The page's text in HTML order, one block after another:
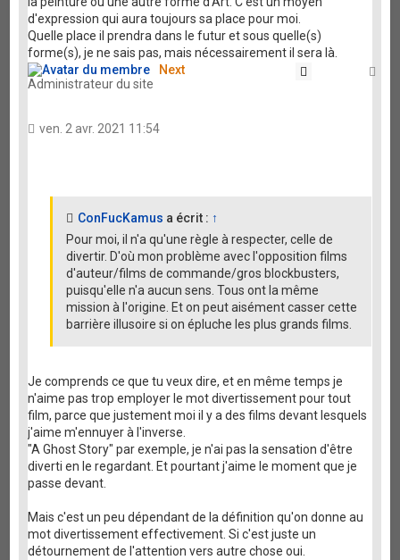
d'expression qui aura toujours sa place pour moi.
Quelle place il prendra dans le futur et sous quelle(s)
forme(s), je ne sais pas, mais nécessairement il sera là.
Next
Administrateur du site
ven. 2 avr. 2021 11:54
ConFucKamus a écrit : ↑
Pour moi, il n'a qu'une règle à respecter, celle de
divertir. D'où mon problème avec l'opposition films
d'auteur/films de commande/gros blockbusters,
puisqu'elle n'a aucun sens. Tous ont la même
mission à l'origine. Et on peut aisément casser cette
barrière illusoire si on épluche les plus grands films.
Je comprends ce que tu veux dire, et en même temps je
n'aime pas trop employer le mot divertissement pour tout
film, parce que justement moi il y a des films devant lesquels
j'aime m'ennuyer à l'inverse.
"A Ghost Story" par exemple, je n'ai pas la sensation d'être
diverti en le regardant. Et pourtant j'aime le moment que je
passe devant.
Mais c'est un peu dépendant de la définition qu'on donne au
mot divertissement effectivement. Si c'est juste un
détournement de l'attention vers autre chose oui.